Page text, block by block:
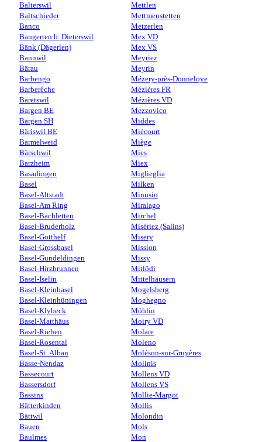
Balterswil
Baltschieder
Banco
Bangerten b. Dieterswil
Bänk (Dägerlen)
Bannwil
Bärau
Barbengo
Barberêche
Bäretswil
Bargen BE
Bargen SH
Bäriswil BE
Barmelweid
Bärschwil
Barzheim
Basadingen
Basel
Basel-Altstadt
Basel-Am Ring
Basel-Bachletten
Basel-Bruderholz
Basel-Gotthelf
Basel-Grossbasel
Basel-Gundeldingen
Basel-Hirzbrunnen
Basel-Iselin
Basel-Kleinbasel
Basel-Kleinhüningen
Basel-Klybeck
Basel-Matthäus
Basel-Riehen
Basel-Rosental
Basel-St. Alban
Basse-Nendaz
Bassecourt
Bassersdorf
Bassins
Bätterkinden
Bättwil
Bauen
Baulmes
Mettlen
Mettmenstetten
Metzerlen
Mex VD
Mex VS
Meyriez
Meyrin
Mézery-près-Donneloye
Mézières FR
Mézières VD
Mezzovico
Middes
Miécourt
Miège
Mies
Miex
Miglieglia
Milken
Minusio
Miralago
Mirchel
Misériez (Salins)
Misery
Mission
Missy
Mitlödi
Mittelhäusern
Mogelsberg
Moghegno
Möhlin
Moiry VD
Molare
Moleno
Moléson-sur-Gruyères
Molinis
Mollens VD
Mollens VS
Mollie-Margot
Mollis
Molondin
Mols
Mon